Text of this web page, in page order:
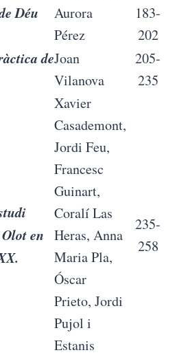
Déu
Aurora
Pérez
183-
202
deJoan
Vilanova
205-
235
en
Xavier
Casademont,
Jordi Feu,
Francesc
Guinart,
Coralí Las
Heras, Anna
Maria Pla,
Óscar
Prieto, Jordi
Pujol i
Estanis
235-
258